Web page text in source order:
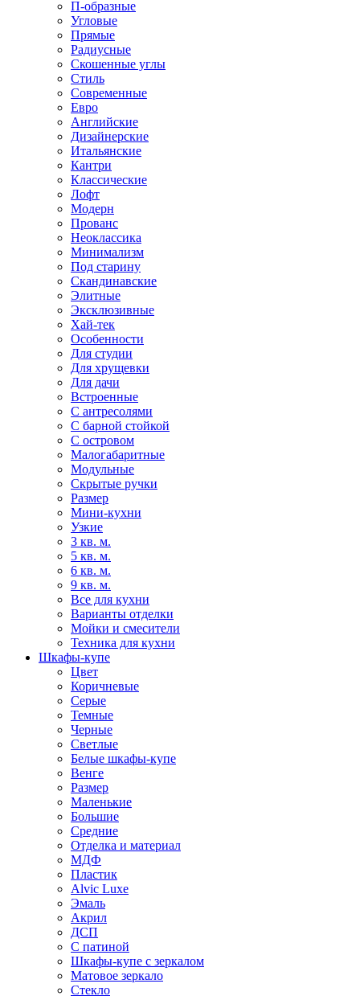
П-образные
Угловые
Прямые
Радиусные
Скошенные углы
Стиль
Современные
Евро
Английские
Дизайнерские
Итальянские
Кантри
Классические
Лофт
Модерн
Прованс
Неоклассика
Минимализм
Под старину
Скандинавские
Элитные
Эксклюзивные
Хай-тек
Особенности
Для студии
Для хрущевки
Для дачи
Встроенные
С антресолями
С барной стойкой
С островом
Малогабаритные
Модульные
Скрытые ручки
Размер
Мини-кухни
Узкие
3 кв. м.
5 кв. м.
6 кв. м.
9 кв. м.
Все для кухни
Варианты отделки
Мойки и смесители
Техника для кухни
Шкафы-купе
Цвет
Коричневые
Серые
Темные
Черные
Светлые
Белые шкафы-купе
Венге
Размер
Маленькие
Большие
Средние
Отделка и материал
МДФ
Пластик
Alvic Luxe
Эмаль
Акрил
ДСП
С патиной
Шкафы-купе с зеркалом
Матовое зеркало
Стекло